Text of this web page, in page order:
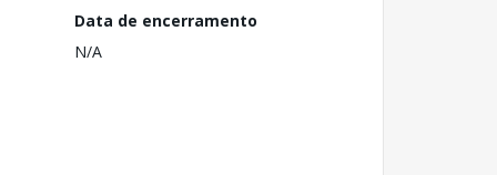
Data de encerramento
N/A